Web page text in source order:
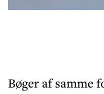
Bøger af samme